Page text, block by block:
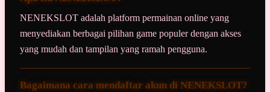
NENEKSLOT adalah platform permainan online yang
menyediakan berbagai pilihan game populer dengan akses
yang mudah dan tampilan yang ramah pengguna.
Bagaimana cara mendaftar akun di NENEKSLOT?